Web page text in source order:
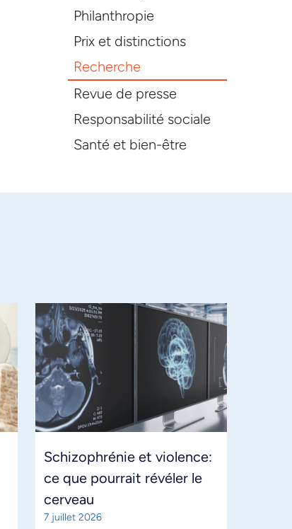
Philanthropie
Prix et distinctions
Recherche
Revue de presse
Responsabilité sociale
Santé et bien-être
Schizophrénie et violence:
ce que pourrait révéler le
cerveau
7 juillet 2026